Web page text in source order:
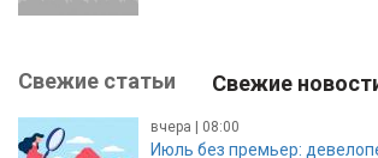
Свежие статьи Свежие
вчера | 08:00
Июль без премьер: